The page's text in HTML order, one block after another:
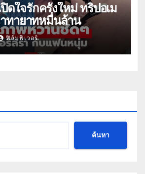
ดใจรักครั้งใหม่ ทริปอเม
ทายาทหมื่นล้าน
ฟิล์มฟีเวอร์
ค้นหา